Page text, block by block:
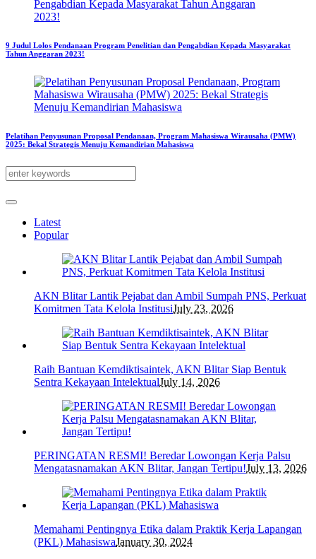
9 Judul Lolos Pendanaan Program Penelitian dan Pengabdian Kepada Masyarakat
Tahun Anggaran 2023!
Pelatihan Penyusunan Proposal Pendanaan, Program Mahasiswa Wirausaha (PMW)
2025: Bekal Strategis Menuju Kemandirian Mahasiswa
Latest
Popular
AKN Blitar Lantik Pejabat dan Ambil Sumpah PNS, Perkuat
Komitmen Tata Kelola InstitusiJuly 23, 2026
Raih Bantuan Kemdiktisaintek, AKN Blitar Siap Bentuk
Sentra Kekayaan IntelektualJuly 14, 2026
PERINGATAN RESMI! Beredar Lowongan Kerja Palsu
Mengatasnamakan AKN Blitar, Jangan Tertipu!July 13, 2026
Memahami Pentingnya Etika dalam Praktik Kerja Lapangan
(PKL) MahasiswaJanuary 30, 2024